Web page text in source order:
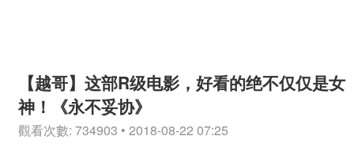
【越哥】这部R级电影，好看的绝不仅仅是女
神！《永不妥协》
觀看次數: 734903 • 2018-08-22 07:25